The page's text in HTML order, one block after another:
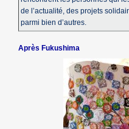
de l’actualité, des projets
parmi bien d’autres.
Après Fukushima